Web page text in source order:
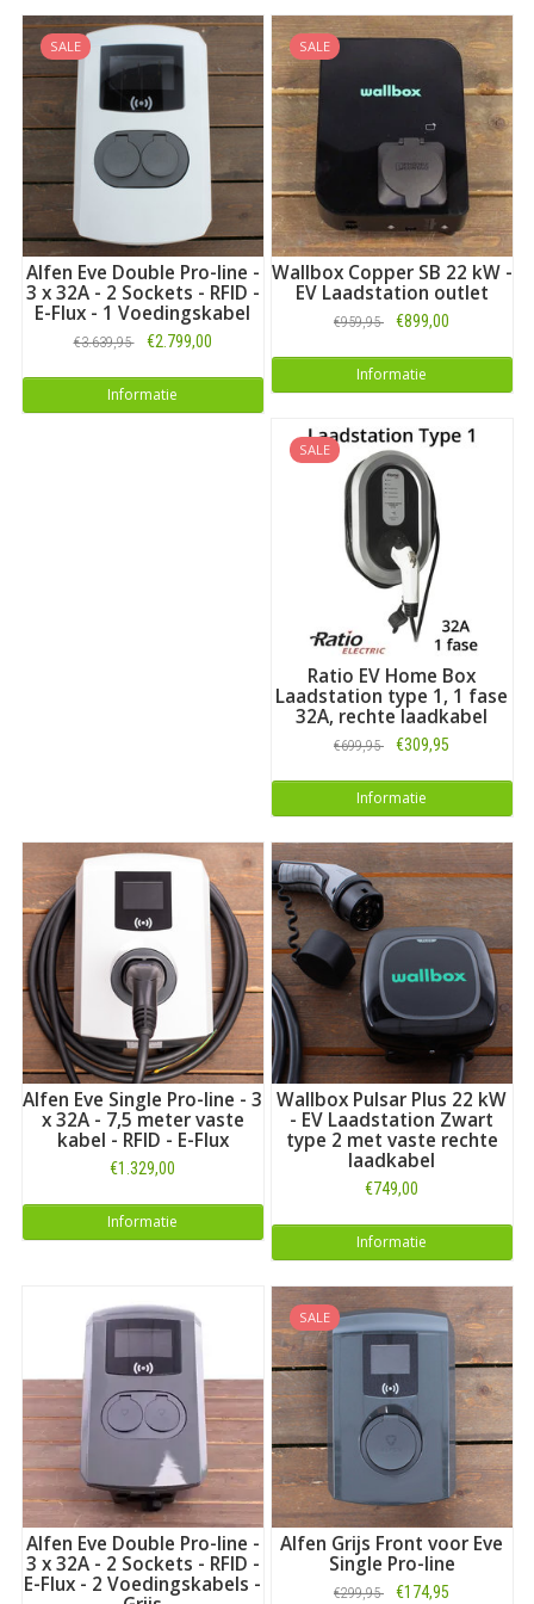
SALE
Alfen Eve Double Pro-line -
3 x 32A - 2 Sockets - RFID -
E-Flux - 1 Voedingskabel
€3.639,95 €2.799,00
Informatie
SALE
Wallbox Copper SB 22 kW -
EV Laadstation outlet
€959,95 €899,00
Informatie
SALE
Ratio EV Home Box
Laadstation type 1, 1 fase
32A, rechte laadkabel
€699,95 €309,95
Informatie
Alfen Eve Single Pro-line - 3
x 32A - 7,5 meter vaste
kabel - RFID - E-Flux
€1.329,00
Informatie
Wallbox Pulsar Plus 22 kW
- EV Laadstation Zwart
type 2 met vaste rechte
laadkabel
€749,00
Informatie
Alfen Eve Double Pro-line -
3 x 32A - 2 Sockets - RFID -
E-Flux - 2 Voedingskabels -
SALE
Alfen Grijs Front voor Eve
Single Pro-line
€299,95 €174,95